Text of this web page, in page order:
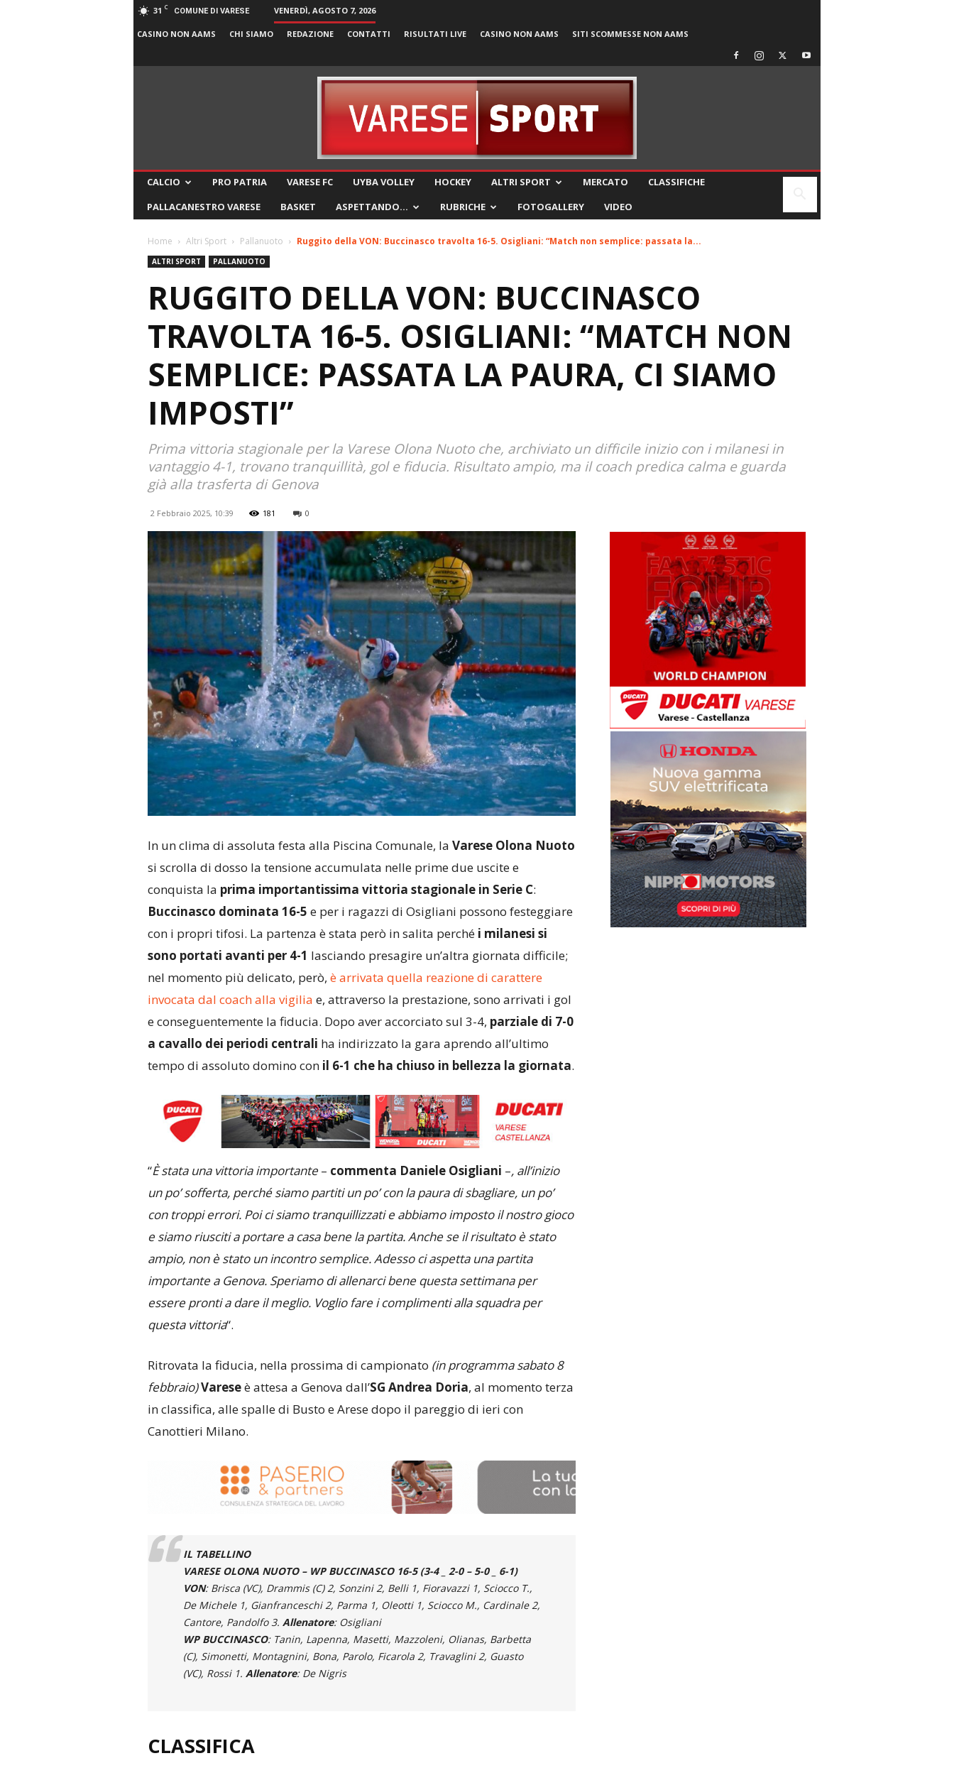
31 C COMUNE DI VARESE VENERDÌ, AGOSTO 7, 2026
CASINO NON AAMS CHI SIAMO REDAZIONE CONTATTI RISULTATI LIVE CASINO NON AAMS SITI SCOMMESSE NON AAMS
CALCIO PRO PATRIA VARESE FC UYBA VOLLEY HOCKEY ALTRI SPORT MERCATO
CLASSIFICHE
PALLACANESTRO VARESE
BASKET ASPETTANDO… RUBRICHE FOTOGALLERY VIDEO
Home Altri Sport Pallanuoto Ruggito della VON: Buccinasco travolta 16-5. Osigliani: “Match non semplice: passata la...
ALTRI SPORT PALLANUOTO
RUGGITO DELLA VON: BUCCINASCO
TRAVOLTA 16-5. OSIGLIANI: “MATCH NON
SEMPLICE: PASSATA LA PAURA, CI SIAMO
IMPOSTI”
Prima vittoria stagionale per la Varese Olona Nuoto che, archiviato un difficile inizio con i milanesi in
vantaggio 4-1, trovano tranquillità, gol e fiducia. Risultato ampio, ma il coach predica calma e guarda
già alla trasferta di Genova
2 Febbraio 2025, 10:39 181 0
In un clima di assoluta festa alla Piscina Comunale, la Varese Olona Nuoto
si scrolla di dosso la tensione accumulata nelle prime due uscite e
conquista la prima importantissima vittoria stagionale in Serie C:
Buccinasco dominata 16-5 e per i ragazzi di Osigliani possono festeggiare
con i propri tifosi. La partenza è stata però in salita perché i milanesi si
sono portati avanti per 4-1 lasciando presagire un’altra giornata difficile;
nel momento più delicato, però, è arrivata quella reazione di carattere
invocata dal coach alla vigilia e, attraverso la prestazione, sono arrivati i gol
e conseguentemente la fiducia. Dopo aver accorciato sul 3-4, parziale di 7-0
a cavallo dei periodi centrali ha indirizzato la gara aprendo all’ultimo
tempo di assoluto domino con il 6-1 che ha chiuso in bellezza la giornata.
“È stata una vittoria importante– commenta Daniele Osigliani –, all’inizio
un po’ sofferta, perché siamo partiti un po’ con la paura di sbagliare, un po’
con troppi errori. Poi ci siamo tranquillizzati e abbiamo imposto il nostro gioco
e siamo riusciti a portare a casa bene la partita. Anche se il risultato è stato
ampio, non è stato un incontro semplice. Adesso ci aspetta una partita
importante a Genova. Speriamo di allenarci bene questa settimana per
essere pronti a dare il meglio. Voglio fare i complimenti alla squadra per
questa vittoria“.
Ritrovata la fiducia, nella prossima di campionato (in programma sabato 8
febbraio)Vareseè attesa a Genova dall’SG Andrea Doria, al momento terza
in classifica, alle spalle di Busto e Arese dopo il pareggio di ieri con
Canottieri Milano.
IL TABELLINO
VARESE OLONA NUOTO – WP BUCCINASCO 16-5 (3-4 _ 2-0– 5-0_ 6-1)
VON: Brisca (VC), Drammis (C) 2, Sonzini 2, Belli 1, Fioravazzi 1, Sciocco T.,
De Michele 1, Gianfranceschi 2, Parma 1, Oleotti 1, Sciocco M., Cardinale 2,
Cantore, Pandolfo 3. Allenatore: Osigliani
WP BUCCINASCO: Tanin, Lapenna, Masetti, Mazzoleni, Olianas, Barbetta
(C), Simonetti, Montagnini, Bona, Parolo, Ficarola 2, Travaglini 2, Guasto
(VC), Rossi 1. Allenatore: De Nigris
CLASSIFICA